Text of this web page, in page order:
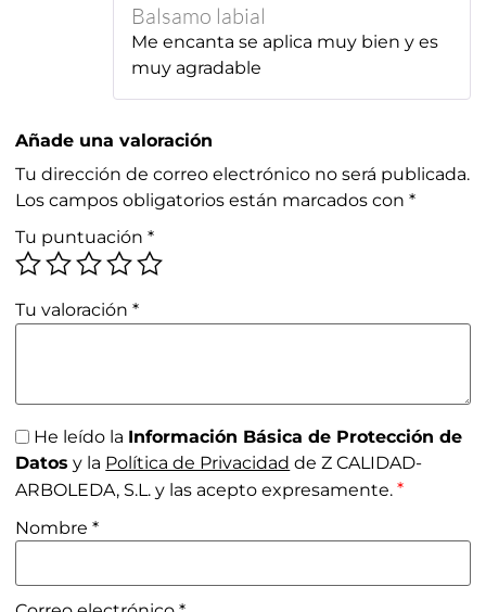
Balsamo labial
Me encanta se aplica muy bien y es
muy agradable
Añade una valoración
Tu dirección de correo electrónico no será publicada.
Los campos obligatorios están marcados con*
Tu puntuación*
Tu valoración*
He leído la Información Básica de Protección de
Datos y la Política de Privacidad de Z CALIDAD-
ARBOLEDA, S.L. y las acepto expresamente. *
Nombre*